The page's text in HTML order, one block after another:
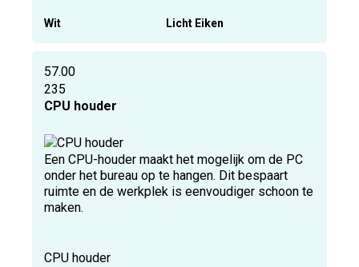
Wit Licht Eiken
57.00
235
CPU houder
Een CPU-houder maakt het mogelijk om de PC
onder het bureau op te hangen. Dit bespaart
ruimte en de werkplek is eenvoudiger schoon te
maken.
CPU houder